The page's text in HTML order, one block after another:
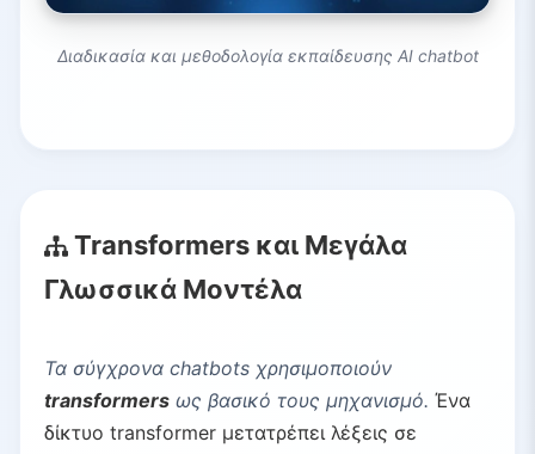
Διαδικασία και μεθοδολογία εκπαίδευσης AI chatbot
Transformers και Μεγάλα
Γλωσσικά Μοντέλα
Τα σύγχρονα chatbots χρησιμοποιούν
transformers ως βασικό τους μηχανισμό. Ένα
δίκτυο transformer μετατρέπει λέξεις σε